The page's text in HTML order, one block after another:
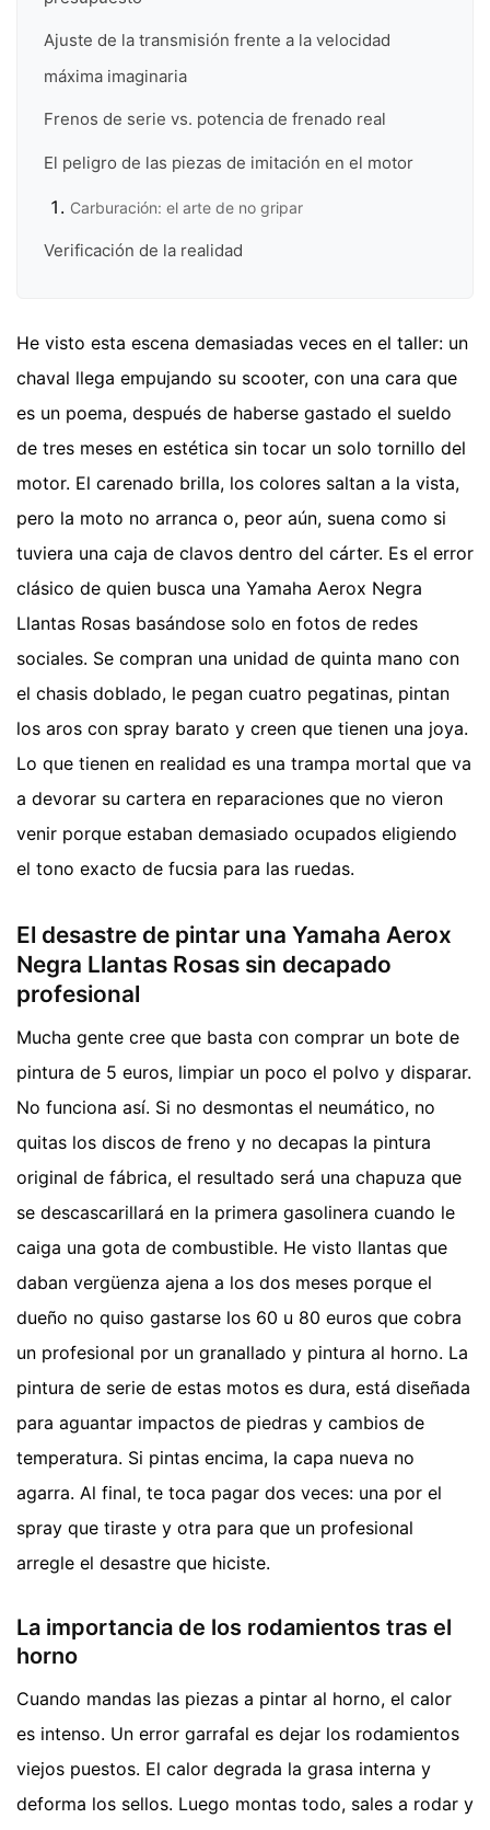
Ajuste de la transmisión frente a la velocidad
máxima imaginaria
Frenos de serie vs. potencia de frenado real
El peligro de las piezas de imitación en el motor
Carburación: el arte de no gripar
Verificación de la realidad
He visto esta escena demasiadas veces en el taller: un
chaval llega empujando su scooter, con una cara que
es un poema, después de haberse gastado el sueldo
de tres meses en estética sin tocar un solo tornillo del
motor. El carenado brilla, los colores saltan a la vista,
pero la moto no arranca o, peor aún, suena como si
tuviera una caja de clavos dentro del cárter. Es el error
clásico de quien busca una Yamaha Aerox Negra
Llantas Rosas basándose solo en fotos de redes
sociales. Se compran una unidad de quinta mano con
el chasis doblado, le pegan cuatro pegatinas, pintan
los aros con spray barato y creen que tienen una joya.
Lo que tienen en realidad es una trampa mortal que va
a devorar su cartera en reparaciones que no vieron
venir porque estaban demasiado ocupados eligiendo
el tono exacto de fucsia para las ruedas.
El desastre de pintar una Yamaha Aerox
Negra Llantas Rosas sin decapado
profesional
Mucha gente cree que basta con comprar un bote de
pintura de 5 euros, limpiar un poco el polvo y disparar.
No funciona así. Si no desmontas el neumático, no
quitas los discos de freno y no decapas la pintura
original de fábrica, el resultado será una chapuza que
se descascarillará en la primera gasolinera cuando le
caiga una gota de combustible. He visto llantas que
daban vergüenza ajena a los dos meses porque el
dueño no quiso gastarse los 60 u 80 euros que cobra
un profesional por un granallado y pintura al horno. La
pintura de serie de estas motos es dura, está diseñada
para aguantar impactos de piedras y cambios de
temperatura. Si pintas encima, la capa nueva no
agarra. Al final, te toca pagar dos veces: una por el
spray que tiraste y otra para que un profesional
arregle el desastre que hiciste.
La importancia de los rodamientos tras el
horno
Cuando mandas las piezas a pintar al horno, el calor
es intenso. Un error garrafal es dejar los rodamientos
viejos puestos. El calor degrada la grasa interna y
deforma los sellos. Luego montas todo, sales a rodar y